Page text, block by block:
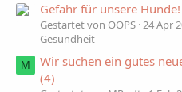
Gefahr für unsere Hunde!
Gestartet von OOPS 24 Apr
Gesundheit
M
Wir suchen ein gutes
(4)